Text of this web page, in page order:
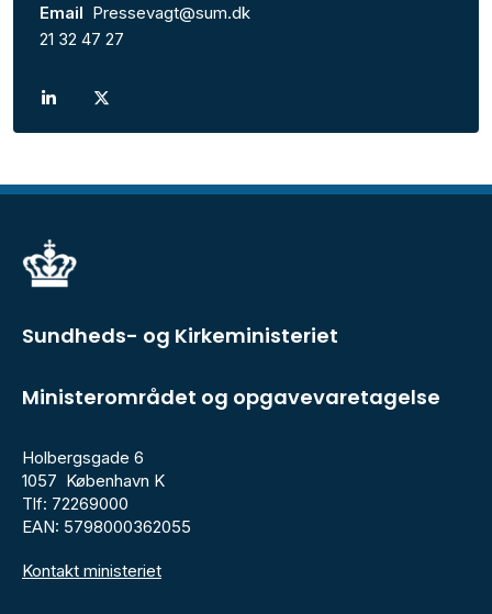
Email Pressevagt@sum.dk
21 32 47 27
Sundheds- og Kirkeministeriet
Ministerområdet og opgavevaretagelse
Holbergsgade 6
1057 København K
Tlf: 72269000
EAN: 5798000362055
Kontakt ministeriet